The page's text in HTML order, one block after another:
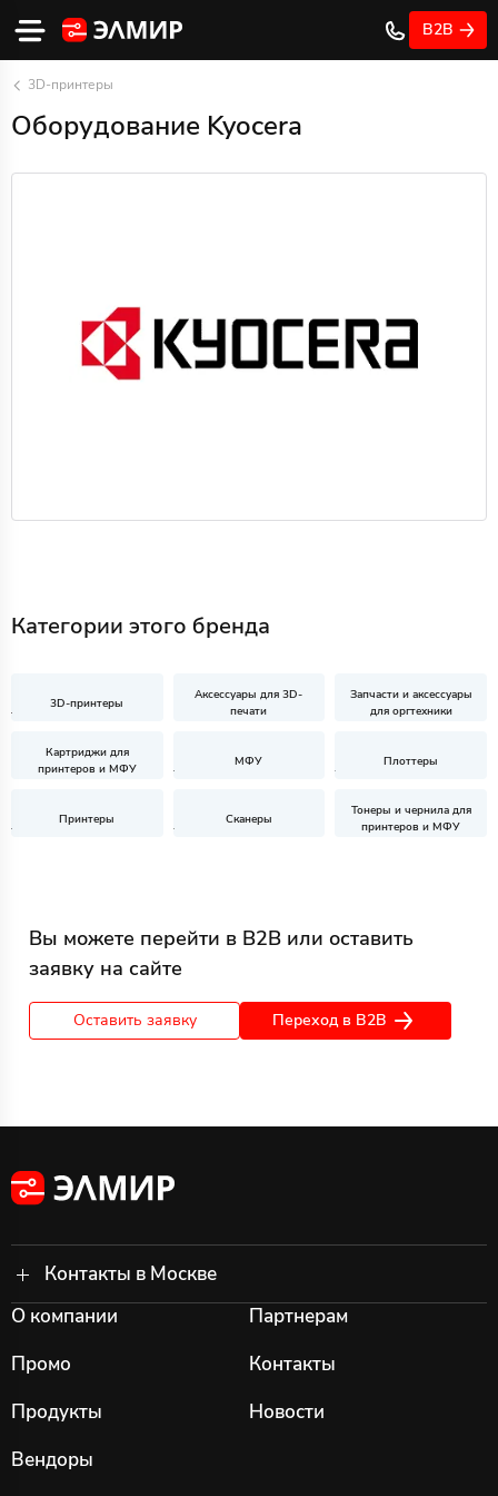
B2B
3D-принтеры
Оборудование Kyocera
Категории этого бренда
3D-принтеры
Аксессуары для 3D-
печати
Запчасти и аксессуары
для оргтехники
Картриджи для
принтеров и МФУ
МФУ Плоттеры
Принтеры Сканеры
Тонеры и чернила для
принтеров и МФУ
Вы можете перейти в B2B или оставить
заявку на сайте
Оставить заявку Переход в B2B
Контакты в Москве
О компании
Промо
Продукты
Вендоры
Партнерам
Контакты
Новости